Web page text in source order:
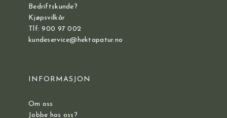
Bedriftskunde?
Kjøpsvilkår
Tlf: 900 97 002
kundeservice@hektapatur.no
INFORMASJON
Om oss
Jobbe hos oss?